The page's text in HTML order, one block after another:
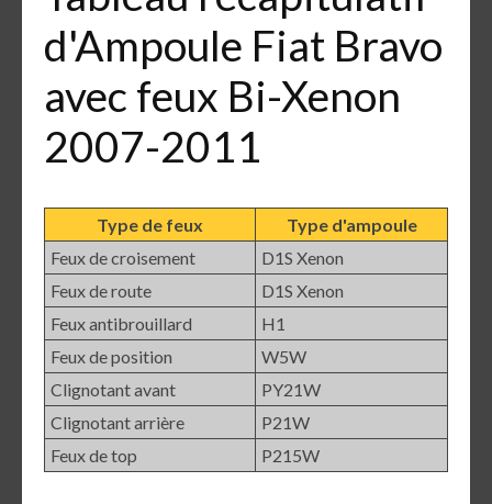
d'Ampoule Fiat Bravo
avec feux Bi-Xenon
2007-2011
Type de feux
Type d'ampoule
Feux de croisement
D1S Xenon
Feux de route
D1S Xenon
Feux antibrouillard
H1
Feux de position
W5W
Clignotant avant
PY21W
Clignotant arrière
P21W
Feux de top
P215W